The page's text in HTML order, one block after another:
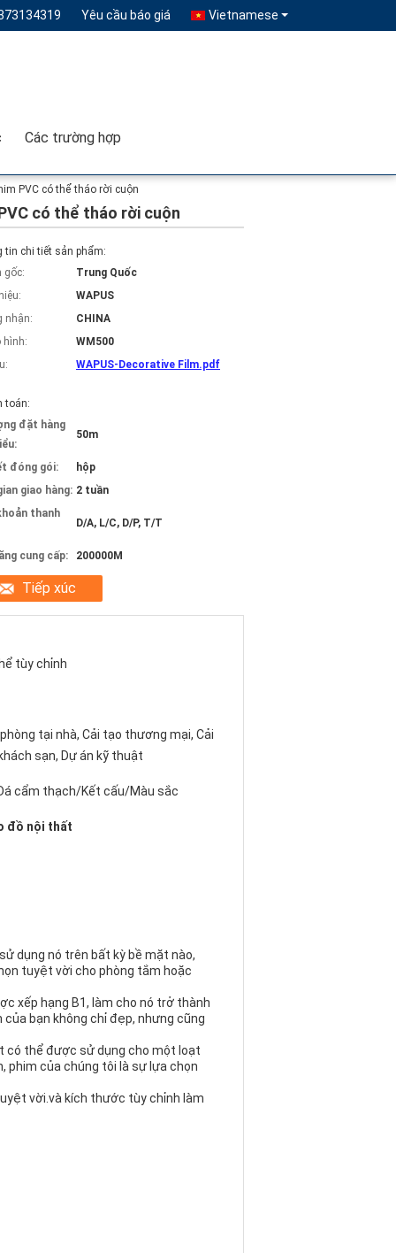
Yêu cầu báo giá Vietnamese
Các trường hợp
PVC có thể tháo rời cuộn
có thể tháo rời cuộn
tin chi tiết sản phẩm:
gốc:
Trung Quốc
WAPUS
nhận:
CHINA
hình:
WM500
WAPUS-Decorative Film.pdf
toán:
đặt hàng
50m
đóng gói:
hộp
giao hàng: 2 tuần
thanh
D/A, L/C, D/P, T/T
cung cấp: 200000M
Tiếp xúc
tùy chỉnh
tại nhà, Cải tạo thương mại, Cải
sạn, Dự án kỹ thuật
cẩm thạch/Kết cấu/Màu sắc
đồ nội thất
dụng nó trên bất kỳ bề mặt nào,
tuyệt vời cho phòng tắm hoặc
xếp hạng B1, làm cho nó trở thành
bạn không chỉ đẹp, nhưng cũng
có thể được sử dụng cho một loạt
phim của chúng tôi là sự lựa chọn
vời.và kích thước tùy chỉnh làm